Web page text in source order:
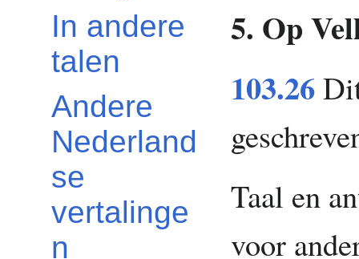
In andere
talen
Andere
Nederland
se
vertalinge
n
5. Op
103.26
Taal en
voor